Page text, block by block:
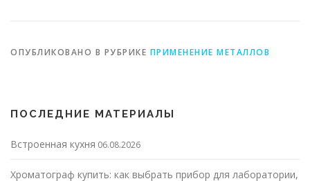
ОПУБЛИКОВАНО В РУБРИКЕ ПРИМЕНЕНИЕ МЕТАЛЛОВ
ПОСЛЕДНИЕ МАТЕРИАЛЫ
Встроенная кухня 06.08.2026
Хроматограф купить: как выбрать прибор для лаборатории,